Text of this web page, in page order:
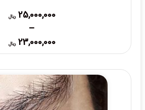
25,000,000 ریال
–
23,000,000 ریال
Price
range:
through
25,000,000 ریال